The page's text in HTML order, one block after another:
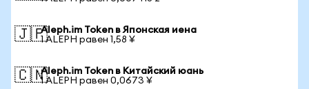
🇯🇵Aleph.im Token в Японская иена
1 ALEPH равен 1,58 ¥
🇨🇳Aleph.im Token в Китайский юань
1 ALEPH равен 0,0673 ¥